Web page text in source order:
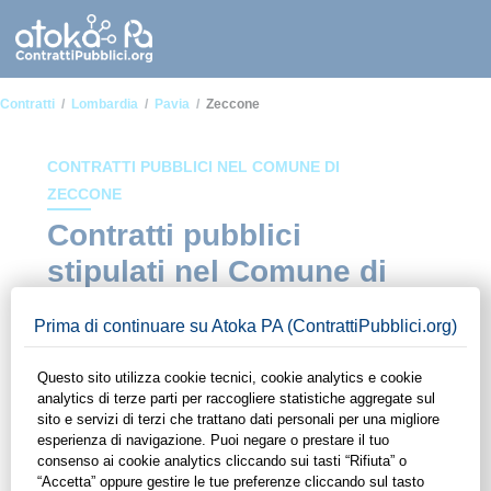
Contratti Lombardia Pavia Zeccone
CONTRATTI PUBBLICI NEL COMUNE DI
ZECCONE
Contratti pubblici
stipulati nel Comune di
all'interno del Comune di Zeccone. Grazie alle funzionalità di
ContrattiPubblici.org potrai monitorare la scadenza dei
contratti pubblici di tuo interesse e programmare la tua attività
commerciale con le Pubbliche Amministrazioni con largo
anticipo. Il servizio di ContrattiPubblici.org offre agli utenti 7
giorni di prova gratuiti per avere l'opportunità di conoscere e